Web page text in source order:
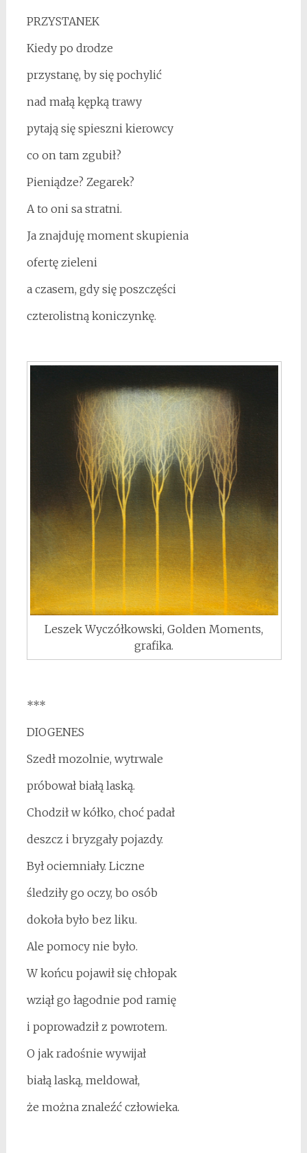
PRZYSTANEK
Kiedy po drodze
przystanę, by się pochylić
nad małą kępką trawy
pytają się spieszni kierowcy
co on tam zgubił?
Pieniądze? Zegarek?
A to oni sa stratni.
Ja znajduję moment skupienia
ofertę zieleni
a czasem, gdy się poszczęści
czterolistną koniczynkę.
Leszek Wyczółkowski, Golden Moments,
grafika.
***
DIOGENES
Szedł mozolnie, wytrwale
próbował białą laską.
Chodził w kółko, choć padał
deszcz i bryzgały pojazdy.
Był ociemniały. Liczne
śledziły go oczy, bo osób
dokoła było bez liku.
Ale pomocy nie było.
W końcu pojawił się chłopak
wziął go łagodnie pod ramię
i poprowadził z powrotem.
O jak radośnie wywijał
białą laską, meldował,
że można znaleźć człowieka.